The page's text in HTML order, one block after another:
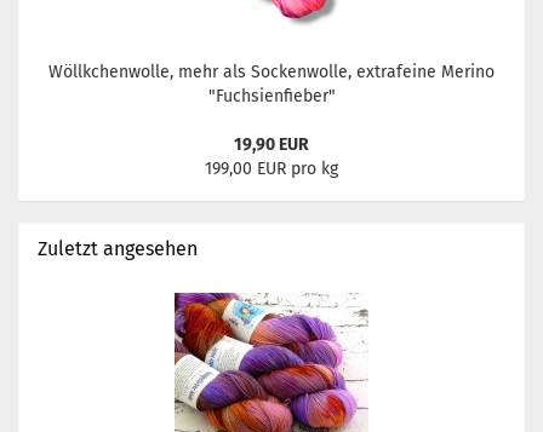
Wöllkchenwolle, mehr als Sockenwolle, extrafeine Merino
"Fuchsienfieber"
19,90 EUR
199,00 EUR pro kg
Zuletzt angesehen